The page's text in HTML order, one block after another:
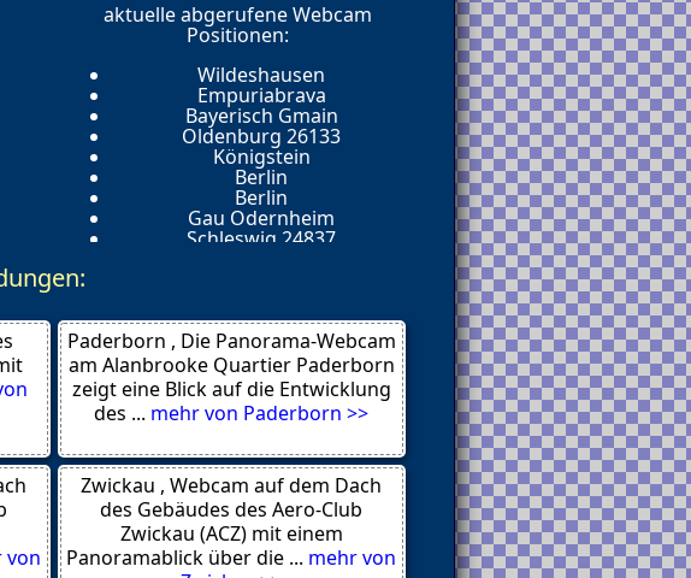
меня именно в
В браке уже почти 4 года, и при
жизни —
устала умолять на внимание от
поняла — виртуальный
новый уровень.
— просто искренность.
настоящих собеседников.
— попал в точку. Такие посты нужны
за живое.
кто тоже так живёт?
за тему.
вашем блоге. Мой
— может, пересечёмся.
виртсекс переписка с девушками без
aktuelle abgerufene Webcam
Positionen:
Wildeshausen
Empuriabrava
Bayerisch Gmain
Oldenburg 26133
Königstein
Berlin
Berlin
Gau Odernheim
Schleswig 24837
Lyme Regis
Paderborn , Die Panorama-Webcam
am Alanbrooke Quartier Paderborn
zeigt eine Blick auf die Entwicklung
des ... mehr von Paderborn >>
von
Zwickau , Webcam auf dem Dach
des Gebäudes des Aero-Club
Zwickau (ACZ) mit einem
Panoramablick über die ... mehr von